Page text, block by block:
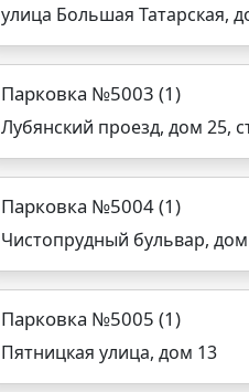
улица Большая Татарская,
Парковка №5003 (1)
Лубянский проезд, дом 25,
Парковка №5004 (1)
Чистопрудный бульвар, дом
Парковка №5005 (1)
Пятницкая улица, дом 13